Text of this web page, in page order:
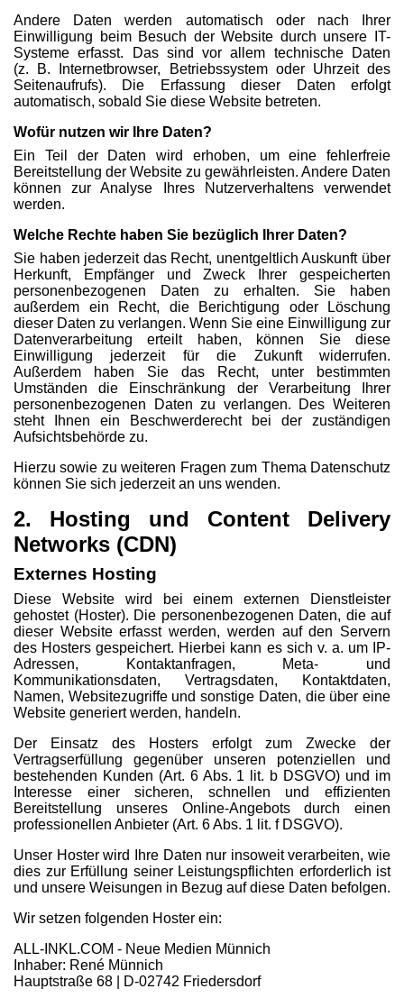
Andere Daten werden automatisch oder nach Ihrer
Einwilligung beim Besuch der Website durch unsere IT-
Systeme erfasst. Das sind vor allem technische Daten
(z. B. Internetbrowser, Betriebssystem oder Uhrzeit des
Seitenaufrufs). Die Erfassung dieser Daten erfolgt
automatisch, sobald Sie diese Website betreten.
Wofür nutzen wir Ihre Daten?
Ein Teil der Daten wird erhoben, um eine fehlerfreie
Bereitstellung der Website zu gewährleisten. Andere Daten
können zur Analyse Ihres Nutzerverhaltens verwendet
werden.
Welche Rechte haben Sie bezüglich Ihrer Daten?
Sie haben jederzeit das Recht, unentgeltlich Auskunft über
Herkunft, Empfänger und Zweck Ihrer gespeicherten
personenbezogenen Daten zu erhalten. Sie haben
außerdem ein Recht, die Berichtigung oder Löschung
dieser Daten zu verlangen. Wenn Sie eine Einwilligung zur
Datenverarbeitung erteilt haben, können Sie diese
Einwilligung jederzeit für die Zukunft widerrufen.
Außerdem haben Sie das Recht, unter bestimmten
Umständen die Einschränkung der Verarbeitung Ihrer
personenbezogenen Daten zu verlangen. Des Weiteren
steht Ihnen ein Beschwerderecht bei der zuständigen
Aufsichtsbehörde zu.
Hierzu sowie zu weiteren Fragen zum Thema Datenschutz
können Sie sich jederzeit an uns wenden.
2. Hosting und Content Delivery
Networks (CDN)
Externes Hosting
Diese Website wird bei einem externen Dienstleister
gehostet (Hoster). Die personenbezogenen Daten, die auf
dieser Website erfasst werden, werden auf den Servern
des Hosters gespeichert. Hierbei kann es sich v. a. um IP-
Adressen, Kontaktanfragen, Meta- und
Kommunikationsdaten, Vertragsdaten, Kontaktdaten,
Namen, Websitezugriffe und sonstige Daten, die über eine
Website generiert werden, handeln.
Der Einsatz des Hosters erfolgt zum Zwecke der
Vertragserfüllung gegenüber unseren potenziellen und
bestehenden Kunden (Art. 6 Abs. 1 lit. b DSGVO) und im
Interesse einer sicheren, schnellen und effizienten
Bereitstellung unseres Online-Angebots durch einen
professionellen Anbieter (Art. 6 Abs. 1 lit. f DSGVO).
Unser Hoster wird Ihre Daten nur insoweit verarbeiten, wie
dies zur Erfüllung seiner Leistungspflichten erforderlich ist
und unsere Weisungen in Bezug auf diese Daten befolgen.
Wir setzen folgenden Hoster ein:
ALL-INKL.COM - Neue Medien Münnich
Inhaber: René Münnich
Hauptstraße 68 | D-02742 Friedersdorf